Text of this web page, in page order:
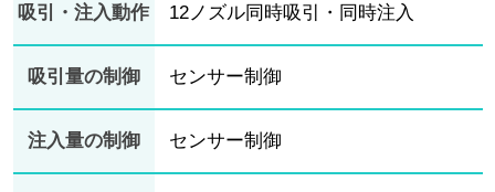
吸引・注入動作 12ノズル同時吸引・同時注入
吸引量の制御 センサー制御
注入量の制御 センサー制御